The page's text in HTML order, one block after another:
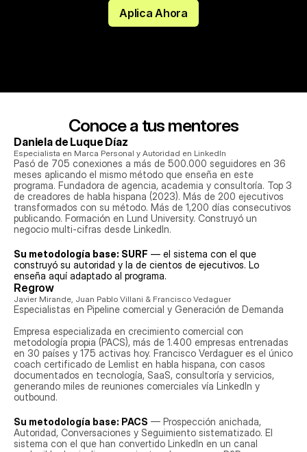
Aplica Ahora
Conoce a tus mentores
Daniela de Luque Díaz
Especialista en Marca Personal y Autoridad en LinkedIn
Pasó de 705 conexiones a más de 500.000 seguidores en 36
meses aplicando el mismo método que enseña en este
programa. Fundadora de agencia, academia y consultoría. Top 3
de creadores de habla hispana (2023). Más de 200 ejecutivos
transformados con su método. Más de 1,200 días consecutivos
publicando. Formación en Lund University. Construyó un
negocio multi-cifras desde LinkedIn.
Su metodología base: SURF — el sistema con el que
construyó su autoridad y la de cientos de ejecutivos. Lo
enseña aquí adaptado al programa.
Regrow
Javier Mirande, Juan Pablo Villani & Francisco Vedaguer
Especialistas en Pipeline comercial y Generación de Demanda
Empresa especializada en crecimiento comercial con
metodología propia (PACS), más de 1.400 empresas entrenadas
en 30 países y 175 activas hoy. Francisco Verdaguer es el único
coach certificado de Lemlist en habla hispana, con casos
documentados en tecnología, SaaS, consultoría y servicios,
generando miles de reuniones comerciales vía LinkedIn y
outbound.
Su metodología base: PACS — Prospección anichada,
Autoridad, Conversaciones y Seguimiento sistematizado. El
sistema con el que han convertido LinkedIn en un canal